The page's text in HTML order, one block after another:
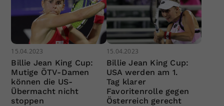
15.04.2023
Billie Jean King Cup:
Mutige ÖTV-Damen
können die US-
Übermacht nicht
stoppen
15.04.2023
Billie Jean King Cup:
USA werden am 1.
Tag klarer
Favoritenrolle gegen
Österreich gerecht